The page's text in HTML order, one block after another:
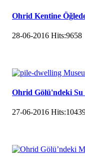
Ohrid Kentine
28-06-2016 Hits:9658
Ohrid Gölü'ndeki
27-06-2016 Hits: